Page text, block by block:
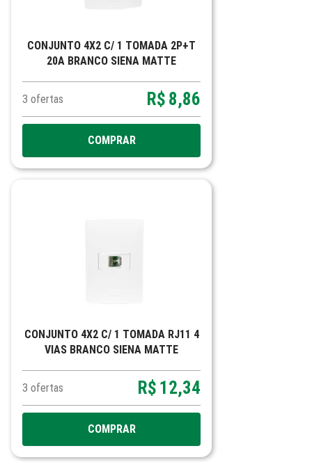
CONJUNTO 4X2 C/ 1 TOMADA 2P+T
20A BRANCO SIENA MATTE
3 ofertas R$ 8,86
COMPRAR
CONJUNTO 4X2 C/ 1 TOMADA RJ11 4
VIAS BRANCO SIENA MATTE
3 ofertas R$ 12,34
COMPRAR